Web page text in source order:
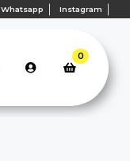
Whatsapp Instagram
0